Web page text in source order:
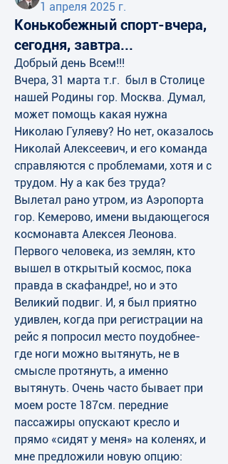
1 апреля 2025 г.
Конькобежный спорт-вчера,
сегодня, завтра...
Добрый день Всем!!!
Вчера, 31 марта т.г.  был в Столице
нашей Родины гор. Москва. Думал,
может помощь какая нужна
Николаю Гуляеву? Но нет, оказалось
Николай Алексеевич, и его команда
справляются с проблемами, хотя и с
трудом. Ну а как без труда?
Вылетал рано утром, из Аэропорта
гор. Кемерово, имени выдающегося
космонавта Алексея Леонова.
Первого человека, из землян, кто
вышел в открытый космос, пока
правда в скафандре!, но и это
Великий подвиг. И, я был приятно
удивлен, когда при регистрации на
рейс я попросил место поудобнее-
где ноги можно вытянуть, не в
смысле протянуть, а именно
вытянуть. Очень часто бывает при
моем росте 187см. передние
пассажиры опускают кресло и
прямо «сидят у меня» на коленях, и
мне предложили новую опцию: